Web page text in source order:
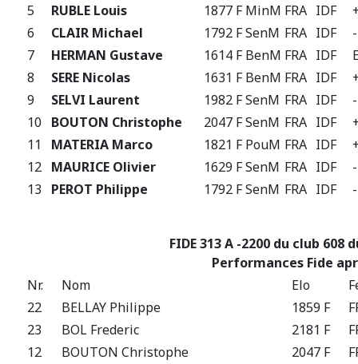
5
RUBLE Louis 1877 F MinM FRA IDF
6
CLAIR Michael 1792 FSenM FRA IDF
7
HERMAN Gustave 1614 F BenM FRA IDF
8
SERE Nicolas 1631 F BenM FRA IDF
9
SELVI Laurent 1982 FSenM FRA IDF
10
BOUTON Christophe 2047 FSenM FRA IDF
11
MATERIA Marco 1821 F PouM FRA IDF
12 MAURICE Olivier 1629 FSenM FRA IDF
13
PEROT Philippe 1792 FSenM FRA IDF
FIDE 313 A -2200 du club 608
Performances Fide
Nr.
Nom Elo
22
BELLAY Philippe 1859 F
23
BOL Frederic 2181 F
12
BOUTON Christophe 2047 F